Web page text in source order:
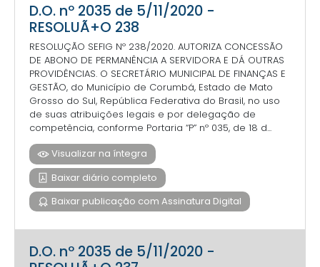
D.O. nº 2035 de 5/11/2020 -
RESOLUÃ+O 238
RESOLUÇÃO SEFIG Nº 238/2020. AUTORIZA CONCESSÃO
DE ABONO DE PERMANÊNCIA A SERVIDORA E DÁ OUTRAS
PROVIDÊNCIAS. O SECRETÁRIO MUNICIPAL DE FINANÇAS E
GESTÃO, do Município de Corumbá, Estado de Mato
Grosso do Sul, República Federativa do Brasil, no uso
de suas atribuições legais e por delegação de
competência, conforme Portaria “P” nº 035, de 18 d...
Visualizar na íntegra
Baixar diário completo
Baixar publicação com Assinatura Digital
D.O. nº 2035 de 5/11/2020 -